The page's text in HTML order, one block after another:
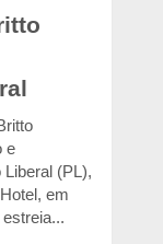
e
Liberal (PL),
em